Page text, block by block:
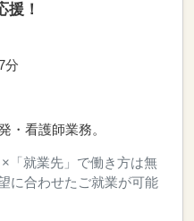
援！
分
・看護師業務。
「就業先」で働き方は無
に合わせたご就業が可能